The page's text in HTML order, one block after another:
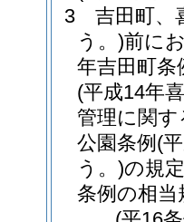
3
吉田町、
う。)前に
年吉田町条
(平成14年
管理に関す
公園条例 (
う。)の規
条例の相